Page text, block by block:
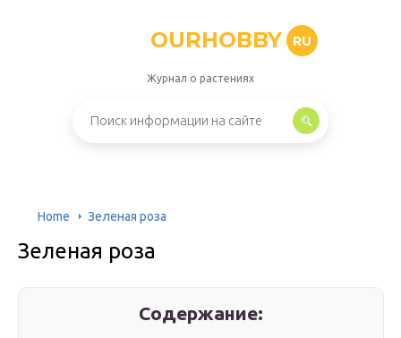
OURHOBBY RU
Журнал о растениях
Home Зеленая роза
Зеленая роза
Содержание: